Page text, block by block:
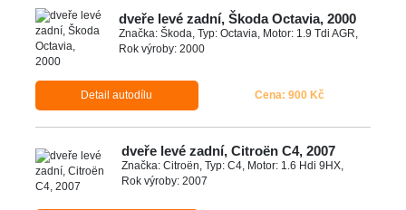
dveře levé zadní, Škoda Octavia, 2000
Značka: Škoda, Typ: Octavia, Motor: 1.9 Tdi AGR,
Rok výroby: 2000
Detail autodílu Cena: 900 Kč
dveře levé zadní, Citroën C4, 2007
Značka: Citroën, Typ: C4, Motor: 1.6 Hdi 9HX,
Rok výroby: 2007